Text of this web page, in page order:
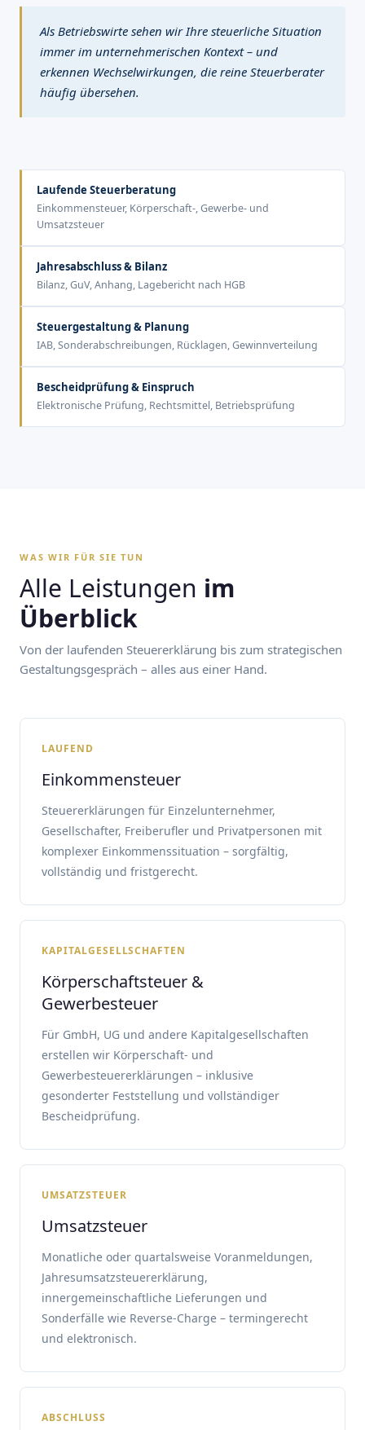
Als Betriebswirte sehen wir Ihre steuerliche Situation
immer im unternehmerischen Kontext – und
erkennen Wechselwirkungen, die reine Steuerberater
häufig übersehen.
Laufende Steuerberatung
Einkommensteuer, Körperschaft-, Gewerbe- und
Umsatzsteuer
Jahresabschluss & Bilanz
Bilanz, GuV, Anhang, Lagebericht nach HGB
Steuergestaltung & Planung
IAB, Sonderabschreibungen, Rücklagen, Gewinnverteilung
Bescheidprüfung & Einspruch
Elektronische Prüfung, Rechtsmittel, Betriebsprüfung
WAS WIR FÜR SIE TUN
Alle Leistungen im
Überblick
Von der laufenden Steuererklärung bis zum strategischen
Gestaltungsgespräch – alles aus einer Hand.
LAUFEND
Einkommensteuer
Steuererklärungen für Einzelunternehmer,
Gesellschafter, Freiberufler und Privatpersonen mit
komplexer Einkommenssituation – sorgfältig,
vollständig und fristgerecht.
KAPITALGESELLSCHAFTEN
Körperschaftsteuer &
Gewerbesteuer
Für GmbH, UG und andere Kapitalgesellschaften
erstellen wir Körperschaft- und
Gewerbesteuererklärungen – inklusive
gesonderter Feststellung und vollständiger
Bescheidprüfung.
UMSATZSTEUER
Umsatzsteuer
Monatliche oder quartalsweise Voranmeldungen,
Jahresumsatzsteuererklärung,
innergemeinschaftliche Lieferungen und
Sonderfälle wie Reverse-Charge – termingerecht
und elektronisch.
ABSCHLUSS